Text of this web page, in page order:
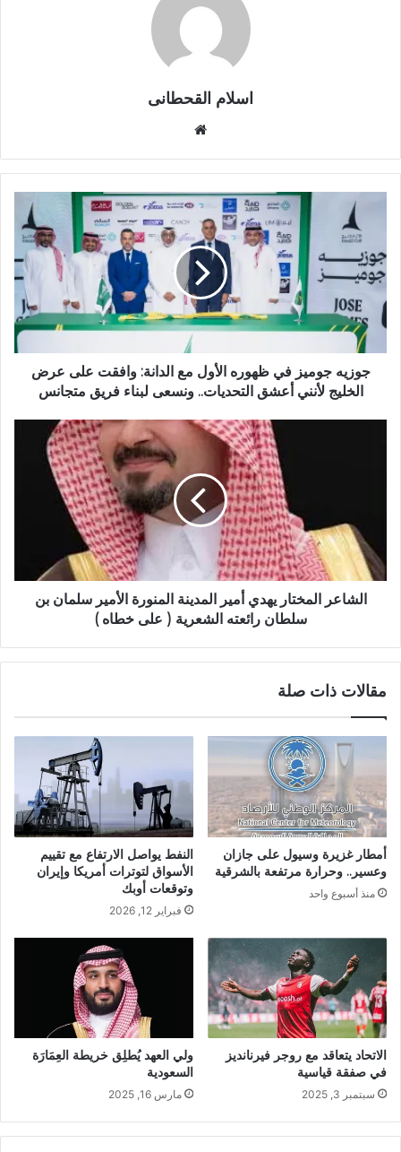
اسلام القحطانى
ق
ع
ل
و
ب
جوزيه جوميز في ظهوره الأول مع الدانة: وافقت على عرض
الخليج لأنني أعشق التحديات.. ونسعى لبناء فريق متجانس
الشاعر المختار يهدي أمير المدينة المنورة الأمير سلمان بن
سلطان رائعته الشعرية ( على خطاه )
مقالات ذات صلة
أمطار غزيرة وسيول على جازان
وعسير.. وحرارة مرتفعة بالشرقية
منذ أسبوع واحد
النفط يواصل الارتفاع مع تقييم
الأسواق لتوترات أمريكا وإيران
وتوقعات أوبك
فبراير 12, 2026
الاتحاد يتعاقد مع روجر فيرنانديز
في صفقة قياسية
سبتمبر 3, 2025
ولي العهد يُطلِق خريطة العِمَارَة
السعودية
مارس 16, 2025